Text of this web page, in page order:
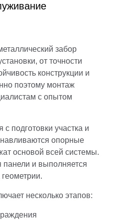
забор
от точности
конструкции и
поэтому монтаж
с опытом
с подготовки участка и
опорные
основой всей системы.
панели и выполняется
несколько этапов: